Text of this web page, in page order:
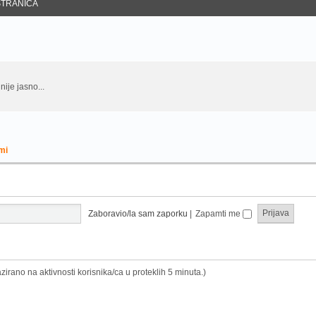
jasno...
Zaboravio/la sam zaporku | Zapamti me
na aktivnosti korisnika/ca u proteklih 5 minuta.)